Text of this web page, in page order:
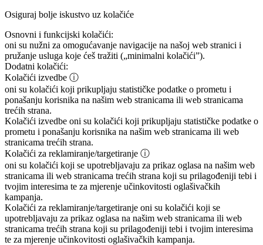
Osiguraj bolje iskustvo uz kolačiće
Osnovni i funkcijski kolačići:
oni su nužni za omogućavanje navigacije na našoj web stranici i
pružanje usluga koje ćeš tražiti („minimalni kolačići”).
Dodatni kolačići:
Kolačići izvedbe ⓘ
oni su kolačići koji prikupljaju statističke podatke o prometu i
ponašanju korisnika na našim web stranicama ili web stranicama
trećih strana.
Kolačići izvedbe oni su kolačići koji prikupljaju statističke podatke o
prometu i ponašanju korisnika na našim web stranicama ili web
stranicama trećih strana.
Kolačići za reklamiranje/targetiranje ⓘ
oni su kolačići koji se upotrebljavaju za prikaz oglasa na našim web
stranicama ili web stranicama trećih strana koji su prilagođeniji tebi i
tvojim interesima te za mjerenje učinkovitosti oglašivačkih
kampanja.
Kolačići za reklamiranje/targetiranje oni su kolačići koji se
upotrebljavaju za prikaz oglasa na našim web stranicama ili web
stranicama trećih strana koji su prilagođeniji tebi i tvojim interesima
te za mjerenje učinkovitosti oglašivačkih kampanja.